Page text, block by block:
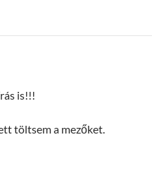
is!!!
töltsem a mezőket.